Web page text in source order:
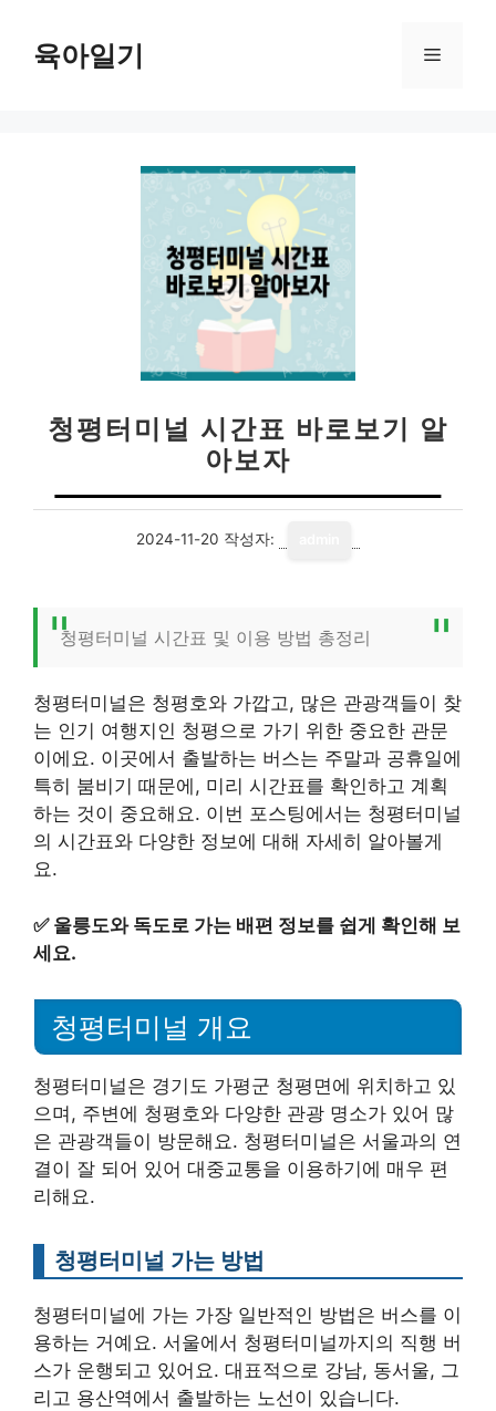
육아일기 메
청평터미널 시간표 바로보기 알
아보자
2024-11-20 작성자:
청평터미널 시간표 및 이용 방법 총정리
청평터미널은 청평호와 가깝고, 많은 관광객들이 찾
는 인기 여행지인 청평으로 가기 위한 중요한 관문
이에요. 이곳에서 출발하는 버스는 주말과 공휴일에
특히 붐비기 때문에, 미리 시간표를 확인하고 계획
하는 것이 중요해요. 이번 포스팅에서는 청평터미널
의 시간표와 다양한 정보에 대해 자세히 알아볼게
요.
✅ 울릉도와 독도로 가는 배편 정보를 쉽게 확인해 보
세요.
청평터미널 개요
청평터미널은 경기도 가평군 청평면에 위치하고 있
으며, 주변에 청평호와 다양한 관광 명소가 있어 많
은 관광객들이 방문해요. 청평터미널은 서울과의 연
결이 잘 되어 있어 대중교통을 이용하기에 매우 편
리해요.
청평터미널 가는 방법
청평터미널에 가는 가장 일반적인 방법은 버스를 이
용하는 거예요. 서울에서 청평터미널까지의 직행 버
스가 운행되고 있어요. 대표적으로 강남, 동서울, 그
리고 용산역에서 출발하는 노선이 있습니다.